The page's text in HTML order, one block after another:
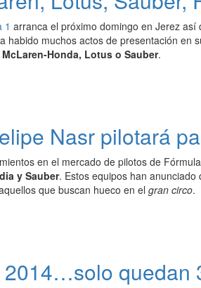
1 arranca el próximo domingo en Jerez
habido muchos actos de presentación en
Honda, Lotus o Sauber.
Nasr pilotará
en el mercado de pilotos de
y Sauber. Estos equipos han anunciado
que buscan hueco en el gran circo.
quedan